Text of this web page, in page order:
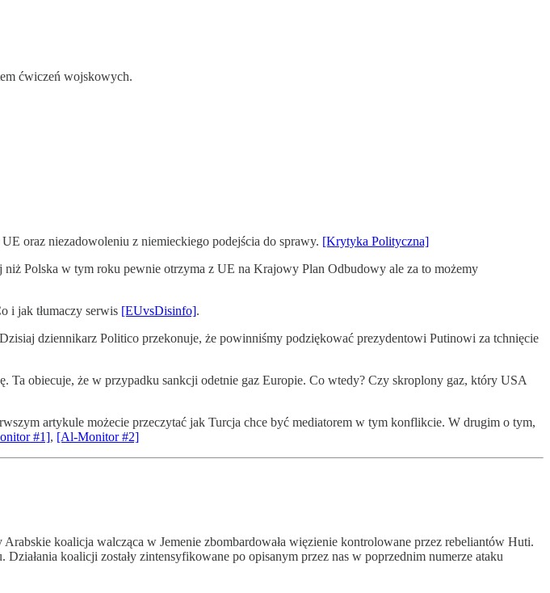
ćwiczeń wojskowych.
oraz niezadowoleniu z niemieckiego podejścia do sprawy. [Krytyka Polityczna]
Polska w tym roku pewnie otrzyma z UE na Krajowy Plan Odbudowy ale za to możemy
i jak tłumaczy serwis [EUvsDisinfo].
dziennikarz Politico przekonuje, że powinniśmy podziękować prezydentowi Putinowi za tchnięcie
Ta obiecuje, że w przypadku sankcji odetnie gaz Europie. Co wtedy? Czy skroplony gaz, który USA
artykule możecie przeczytać jak Turcja chce być mediatorem w tym konflikcie. W drugim o tym,
#1], [Al-Monitor #2]
koalicja walcząca w Jemenie zbombardowała więzienie kontrolowane przez rebeliantów Huti.
koalicji zostały zintensyfikowane po opisanym przez nas w poprzednim numerze ataku